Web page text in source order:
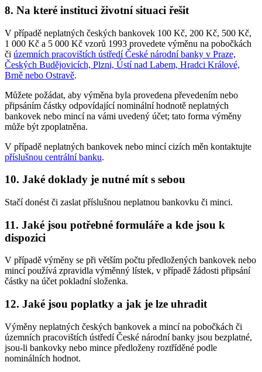
8. Na které instituci životní situaci řešit
V případě neplatných českých bankovek 100 Kč, 200 Kč, 500 Kč,
1 000 Kč a 5 000 Kč vzorů 1993 provedete výměnu na pobočkách
či územních pracovištích ústředí České národní banky v Praze,
Českých Budějovicích, Plzni, Ústí nad Labem, Hradci Králové,
Brně nebo Ostravě.
Můžete požádat, aby výměna byla provedena převedením nebo
připsáním částky odpovídající nominální hodnotě neplatných
bankovek nebo mincí na vámi uvedený účet; tato forma výměny
může být zpoplatněna.
V případě neplatných bankovek nebo mincí cizích měn kontaktujte
příslušnou centrální banku.
10. Jaké doklady je nutné mít s sebou
Stačí donést či zaslat příslušnou neplatnou bankovku či minci.
11. Jaké jsou potřebné formuláře a kde jsou k
dispozici
V případě výměny se při větším počtu předložených bankovek nebo
mincí používá zpravidla výměnný lístek, v případě žádosti připsání
částky na účet pokladní složenka.
12. Jaké jsou poplatky a jak je lze uhradit
Výměny neplatných českých bankovek a mincí na pobočkách či
územních pracovištích ústředí České národní banky jsou bezplatné,
jsou-li bankovky nebo mince předloženy roztříděné podle
nominálních hodnot.